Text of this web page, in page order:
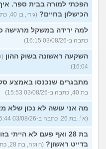
הפכתי למורה בבית ספר.
הכישלון בחיים? (גידי, בן 40, כתב ב-03/08/26 16:24)
למה ירידה במשקל מרגישה
כתבה ב-03/08/26 16:15)
השקעה ראשונה בשוק ההון
16:04)
מתבגרים שנכנסו באמצע
בת 40, כתבה ב-03/08/26 15:53)
מה אני עושה לא נכון שלא
(א׳, בת 26, כתבה ב-03/08/26 15:44)
בת 28 ואף פעם לא
בדייט ראשון? (רווקה, בת 28, כתבה ב-03/08/26 15:23)